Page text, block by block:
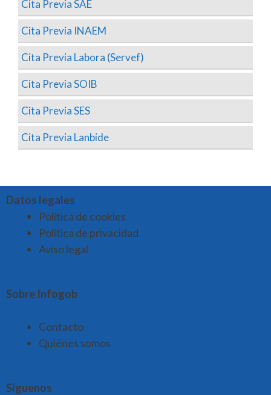
Cita Previa SAE
Cita Previa INAEM
Cita Previa Labora (Servef)
Cita Previa SOIB
Cita Previa SES
Cita Previa Lanbide
Datos legales
Política de cookies
Política de privacidad
Aviso legal
Sobre Infogob
Contacto
Quiénes somos
Síguenos